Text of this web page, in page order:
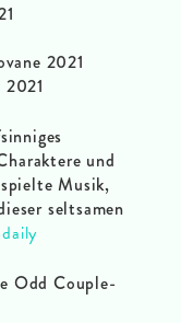
2021
und
Musik,
seltsamen
Odd Couple-